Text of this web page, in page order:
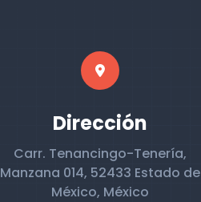
Dirección
Carr. Tenancingo-Tenería,
Manzana 014, 52433 Estado de
México, México